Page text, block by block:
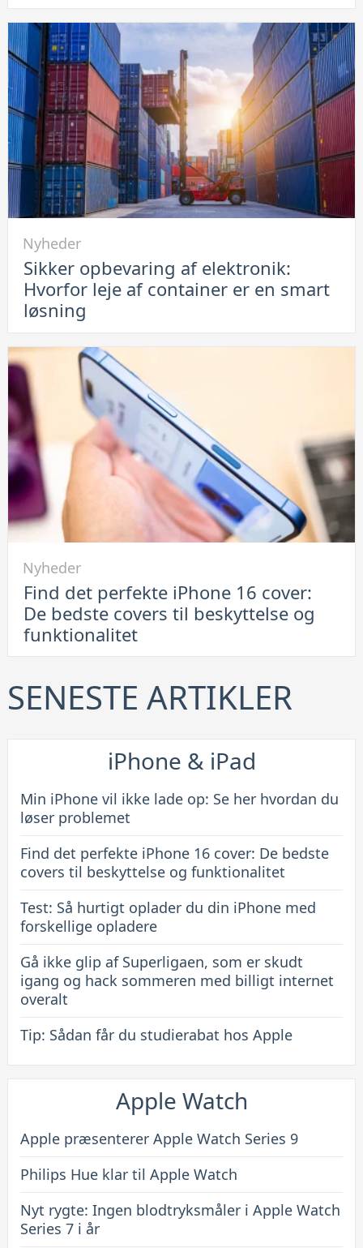
ikke
lade
op:
Se
her
hvordan
du
løser
problemet
Sikker
opbevaring
Hvorfor
leje
af
container
er
en
smart
løsning
Nyheder
Sikker opbevaring af elektronik:
Hvorfor leje af container er en smart
løsning
Find
det
perfekte
16
cover:
til
beskyttelse
funktionalitet
Nyheder
Find det perfekte iPhone 16 cover:
De bedste covers til beskyttelse og
funktionalitet
SENESTE ARTIKLER
iPhone & iPad
Min iPhone vil ikke lade op: Se her hvordan du
løser problemet
Find det perfekte iPhone 16 cover: De bedste
covers til beskyttelse og funktionalitet
Test: Så hurtigt oplader du din iPhone med
forskellige opladere
Gå ikke glip af Superligaen, som er skudt
igang og hack sommeren med billigt internet
overalt
Tip: Sådan får du studierabat hos Apple
Apple Watch
Apple præsenterer Apple Watch Series 9
Philips Hue klar til Apple Watch
Nyt rygte: Ingen blodtryksmåler i Apple Watch
Series 7 i år